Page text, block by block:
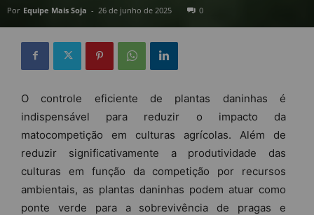
Por Equipe Mais Soja - 26 de junho de 2025 0
O controle eficiente de plantas daninhas é
indispensável para reduzir o impacto da
matocompetição em culturas agrícolas. Além de
reduzir significativamente a produtividade das
culturas em função da competição por recursos
ambientais, as plantas daninhas podem atuar como
ponte verde para a sobrevivência de pragas e